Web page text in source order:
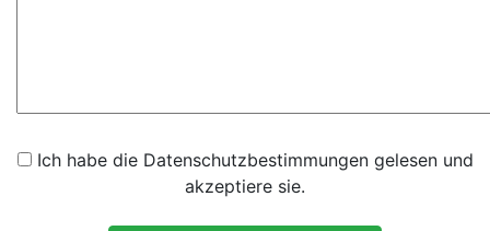
Ich habe die Datenschutzbestimmungen gelesen und
akzeptiere sie.